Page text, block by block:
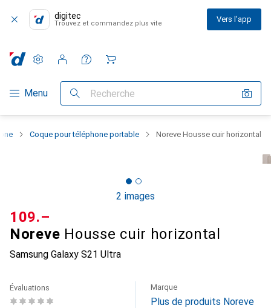
digitec
Trouvez et commandez plus vite Vers l'app
Navigation par catégorie
Menu Recherche
Paramètres
Compte client
Listes de comparaison
Listes d'envies
Panier
Coque pour téléphone portable Noreve Housse cuir horizontal
2 images
Noreve Housse cuir horizontal
Samsung Galaxy S21 Ultra
CHF
109.–
Évaluations Marque
Plus de produits Noreve